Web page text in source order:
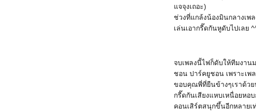
จจุงเถอะ)
ช่วงที่แกล้งน้องมินกลางเ
เล่นเอากรี๊ดกันหูดับไปเลย
จบเพลงนี้ไฟก็ดับให้ทีมงา
ชอน ปาร์คยูชอน เพราะเพ
ขอบคุณพี่ที่ยืนข้างๆเราด้วย
กรี๊ดกันเสียงแหบเหนื่อยหอ
คอนเสิร์ตสนุกขึ้นอีกหลายเ